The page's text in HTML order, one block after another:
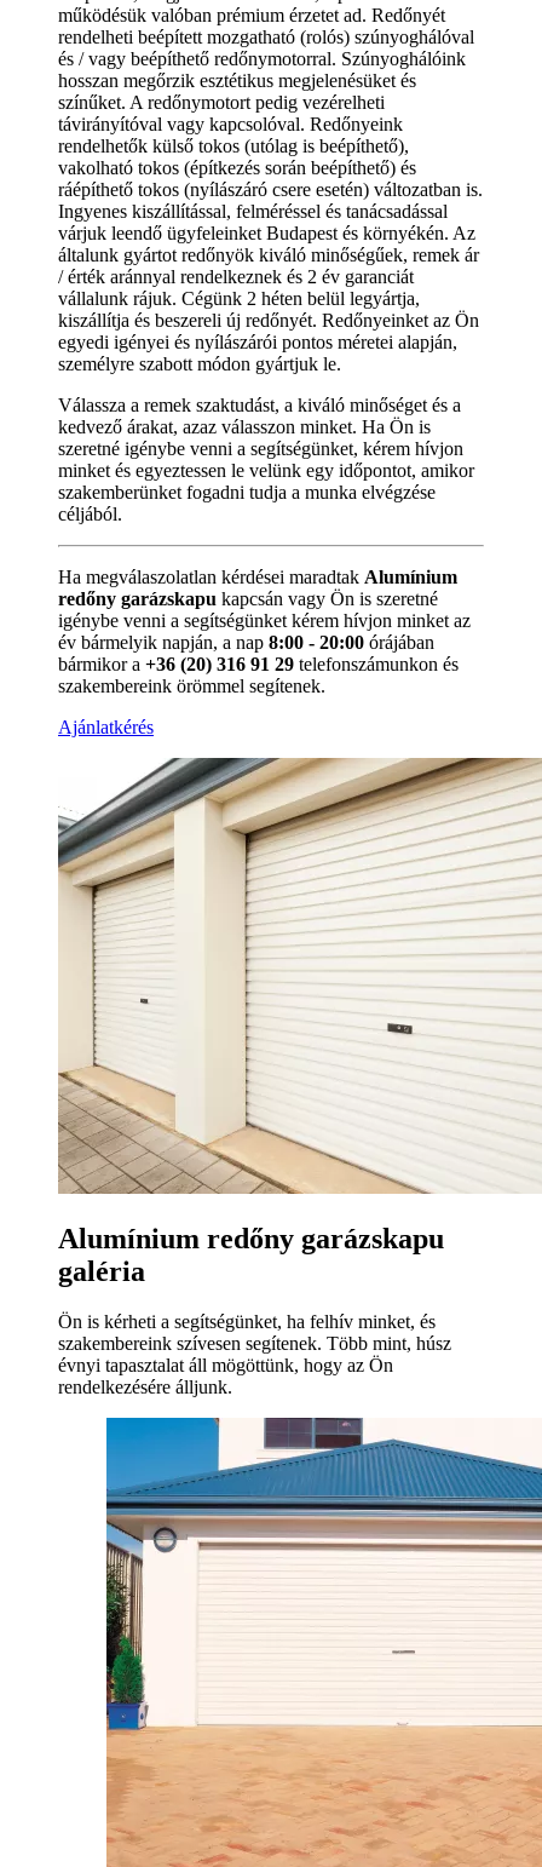
működésük valóban prémium érzetet ad. Redőnyét
rendelheti beépített mozgatható (rolós) szúnyoghálóval
és / vagy beépíthető redőnymotorral. Szúnyoghálóink
hosszan megőrzik esztétikus megjelenésüket és
színűket. A redőnymotort pedig vezérelheti
távirányítóval vagy kapcsolóval. Redőnyeink
rendelhetők külső tokos (utólag is beépíthető),
vakolható tokos (építkezés során beépíthető) és
ráépíthető tokos (nyílászáró csere esetén) változatban is.
Ingyenes kiszállítással, felméréssel és tanácsadással
várjuk leendő ügyfeleinket Budapest és környékén. Az
általunk gyártot redőnyök kiváló minőségűek, remek ár
/ érték aránnyal rendelkeznek és 2 év garanciát
vállalunk rájuk. Cégünk 2 héten belül legyártja,
kiszállítja és beszereli új redőnyét. Redőnyeinket az Ön
egyedi igényei és nyílászárói pontos méretei alapján,
személyre szabott módon gyártjuk le.
Válassza a remek szaktudást, a kiváló minőséget és a
kedvező árakat, azaz válasszon minket. Ha Ön is
szeretné igénybe venni a segítségünket, kérem hívjon
minket és egyeztessen le velünk egy időpontot, amikor
szakemberünket fogadni tudja a munka elvégzése
céljából.
Ha megválaszolatlan kérdései maradtak Alumínium
redőny garázskapu kapcsán vagy Ön is szeretné
igénybe venni a segítségünket kérem hívjon minket az
év bármelyik napján, a nap 8:00 - 20:00 órájában
bármikor a +36 (20) 316 91 29 telefonszámunkon és
szakembereink örömmel segítenek.
Ajánlatkérés
Alumínium redőny garázskapu
galéria
Ön is kérheti a segítségünket, ha felhív minket, és
szakembereink szívesen segítenek. Több mint, húsz
évnyi tapasztalat áll mögöttünk, hogy az Ön
rendelkezésére álljunk.